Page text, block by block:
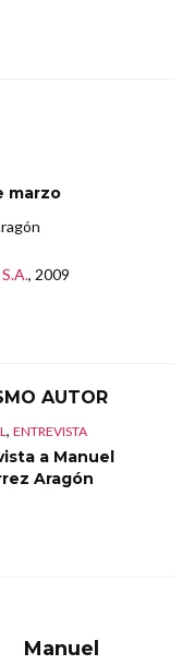
marzo
, 2009
AUTOR
, ENTREVISTA
a Manuel
Aragón
Manuel